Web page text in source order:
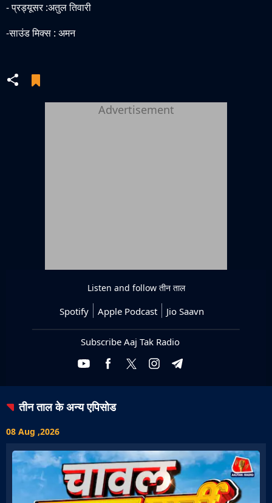
- प्रड्यूसर :अतुल तिवारी
-साउंड मिक्स : अमन
Advertisement
Listen and follow तीन ताल
Spotify Apple Podcast Jio Saavn
Subscribe Aaj Tak Radio
तीन तालके अन्य एपिसोड
08 Aug ,2026